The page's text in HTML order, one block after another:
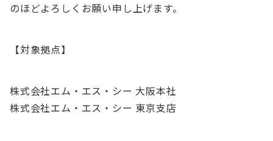
のほどよろしくお願い申し上げます。
【対象拠点】
株式会社エム・エス・シー 大阪本社
株式会社エム・エス・シー 東京支店